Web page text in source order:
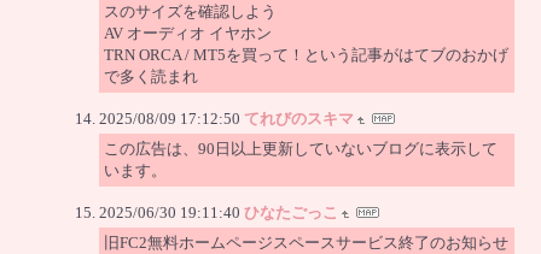
スのサイズを確認しよう
AV オーディオ イヤホン
TRN ORCA / MT5を買って！という記事がはてブのおかげ
で多く読まれ
2025/08/09 17:12:50 てれびのスキマ
この広告は、90日以上更新していないブログに表示して
います。
2025/06/30 19:11:40 ひなたごっこ
旧FC2無料ホームページスペースサービス終了のお知らせ